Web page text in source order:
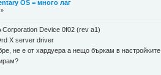
OS = много лаг
Corporation Device 0f02 (rev a1)
X server driver
не е от хардуера а нещо бъркам в настройките.